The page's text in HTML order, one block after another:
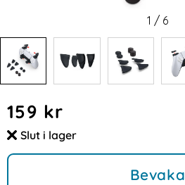
1 / 6
pris
159 kr
Tillgänglighet:
Slut i lager
Bevaka